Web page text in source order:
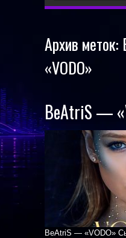
Архив меток:
«VODO»
BeAtriS —
BeAtriS — «VODO»